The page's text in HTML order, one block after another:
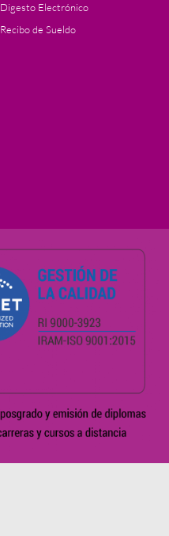
Digesto Electrónico
Recibo de Sueldo